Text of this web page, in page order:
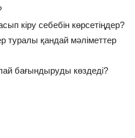
кіру себебін көрсетіңдер?
туралы қандай мәліметтер
бағындыруды көздеді?